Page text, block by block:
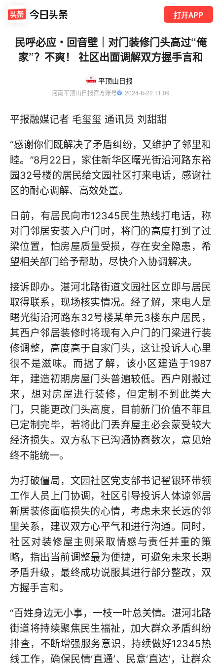
打开APP
民呼必应・回音壁｜对门装修门头高过“俺
家”？不爽！ 社区出面调解双方握手言和
平顶山日报
河南平顶山日报官方账号
  2024-8-22 11:09
平报融媒记者 毛玺玺 通讯员 刘甜甜
“感谢你们既解决了矛盾纠纷，又维护了邻里和
睦。”8月22日，家住新华区曙光街沿河路东裕
园32号楼的居民给文园社区打来电话，感谢社
区的耐心调解、高效处置。
日前，有居民向市12345民生热线打电话，称
对门邻居安装入户门时，将门的高度打到了过
梁位置，怕房屋质量受损，存在安全隐患，希
望相关部门给予帮助，尽快介入协调解决。
接诉即办。湛河北路街道文园社区立即与居民
取得联系，现场核实情况。经了解，来电人是
曙光街沿河路东32号楼某单元3楼东户居民，
其西户邻居装修时将现有入户门的门梁进行装
修调整，高度高于自家门头，这让投诉人心里
很不是滋味。而据了解，该小区建造于1987
年，建造初期房屋门头普遍较低。西户刚搬过
来，想对房屋进行装修，但定制不到此类大
门，只能更改门头高度，目前新门价值不菲且
已定制完毕，若将此门丢弃屋主必会蒙受较大
经济损失。双方私下已沟通协商数次，意见始
终不能统一。
为打破僵局，文园社区党支部书记翟银环带领
工作人员上门协调，社区引导投诉人体谅邻居
新居装修面临损失的心情，考虑未来长远的邻
里关系，建议双方心平气和进行沟通。同时，
社区对装修屋主则采取情感与责任并重的策
略，指出当前调整最为便捷，可避免未来长期
矛盾升级，最终成功说服其进行部分整改，双
方握手言和。
“百姓身边无小事，一枝一叶总关情。湛河北路
街道将持续聚焦民生福祉，加大群众矛盾纠纷
排查，不断增强服务意识，持续做好12345热
线工作，确保民情‘直通’、民意‘直达’，让群众